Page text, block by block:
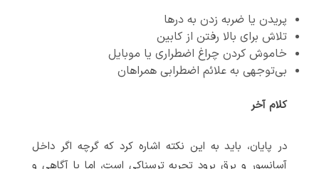
پریدن یا ضربه زدن به درها
تلاش برای بالا رفتن از کابین
خاموش کردن چراغ اضطراری یا موبایل
بی‌توجهی به علائم اضطرابی همراهان
کلام آخر
در پایان، باید به این نکته اشاره کرد که گرچه اگر داخل